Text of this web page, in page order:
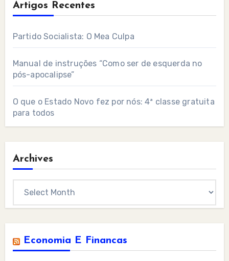
Artigos Recentes
Partido Socialista: O Mea Culpa
Manual de instruções “Como ser de esquerda no
pós-apocalipse”
O que o Estado Novo fez por nós: 4ª classe gratuita
para todos
Archives
Economia E Financas